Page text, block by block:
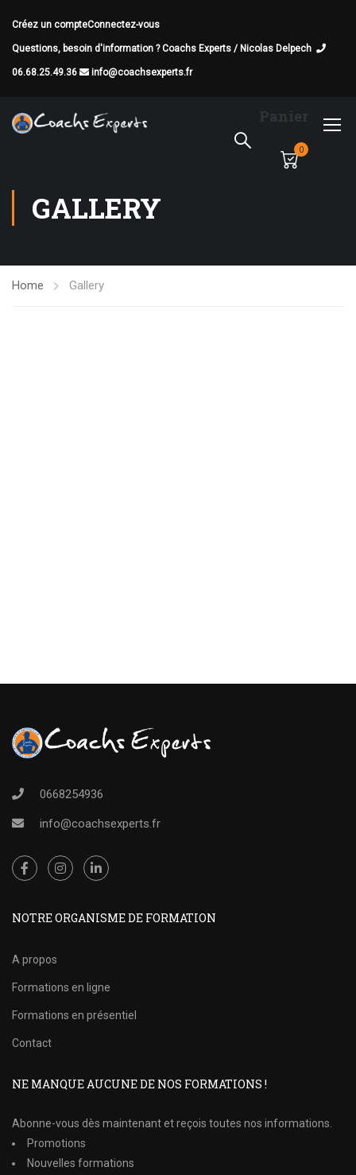
Créez un compteConnectez-vous
Questions, besoin d'information ? Coachs Experts / Nicolas Delpech
06.68.25.49.36 info@coachsexperts.fr
Panier
0
GALLERY
Home Gallery
0668254936
info@coachsexperts.fr
NOTRE ORGANISME DE FORMATION
A propos
Formations en ligne
Formations en présentiel
Contact
NE MANQUE AUCUNE DE NOS FORMATIONS !
Abonne-vous dès maintenant et reçois toutes nos informations.
Promotions
Nouvelles formations